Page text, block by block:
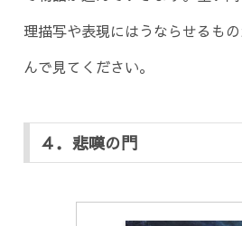
理描写や表現にはうならせるも
んで見てください。
４．悲嘆の門